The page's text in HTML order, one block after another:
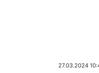
27.03.2024